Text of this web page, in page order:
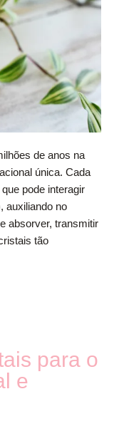
de anos na
única. Cada
pode interagir
auxiliando no
absorver, transmitir
tão
para o
e